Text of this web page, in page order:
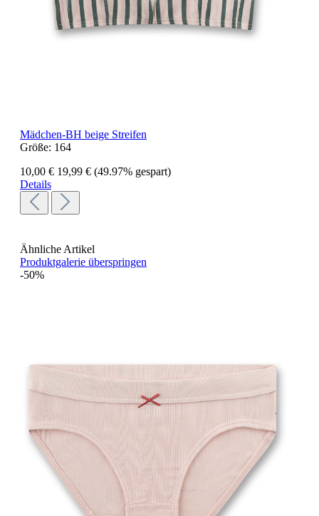
Mädchen-BH beige Streifen
Größe: 164
10,00 € 19,99 € (49.97% gespart)
Details
Ähnliche Artikel
Produktgalerie überspringen
-50%